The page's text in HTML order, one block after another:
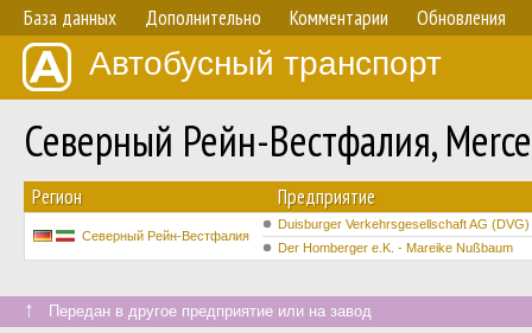
База данных Дополнительно Комментарии Обновления
Автобусный транспорт
Северный Рейн-Вестфалия,
Регион Предприятие
Северный Рейн-Вестфалия
Duisburger Verkehrsgesellschaft AG (DVG)
Der Homberger e.K. - Mareike Nußbaum
↑ Передан в другое предприятие или на завод